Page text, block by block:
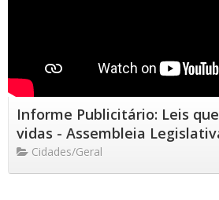
Informe Publicitário: Leis
vidas - Assembleia
Cidades/Geral